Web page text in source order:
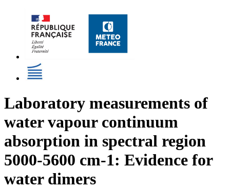
Laboratory measurements of
water vapour continuum
absorption in spectral region
5000-5600 cm-1: Evidence for
water dimers